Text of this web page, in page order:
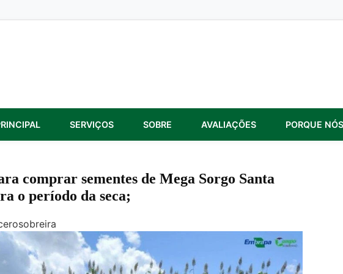
SERVIÇOS SOBRE AVALIAÇÕES PORQUE NÓS
comprar sementes de Mega Sorgo Santa
o período da seca;